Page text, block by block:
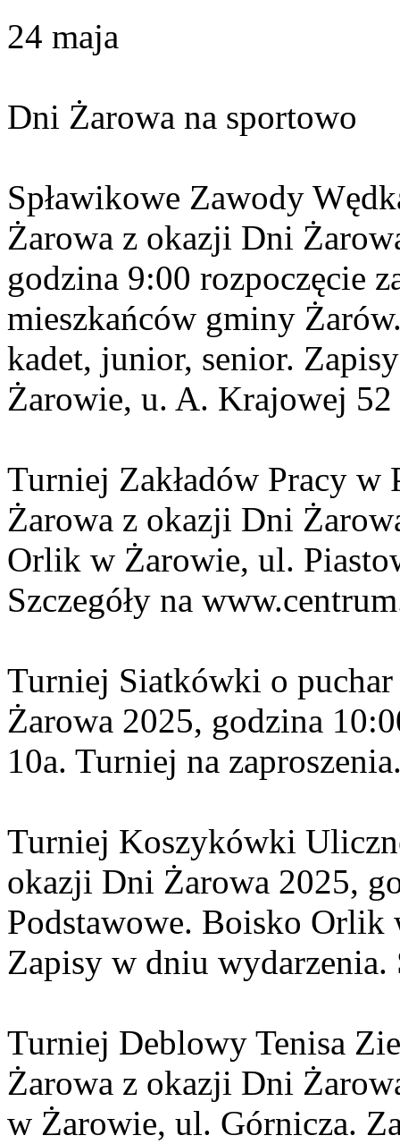
24 maja
Dni Żarowa na sportowo
Spławikowe Zawody
Żarowa z okazji Dni
godzina 9:00 rozpoczęcie
mieszkańców gminy
kadet, junior, senior.
Żarowie, u. A. Krajowej 52
Turniej Zakładów Pracy w
Żarowa z okazji Dni
Orlik w Żarowie, ul.
Szczegóły na
Turniej Siatkówki o
Żarowa 2025, godzina
10a. Turniej na
Turniej Koszykówki
okazji Dni Żarowa 2025,
Podstawowe. Boisko Orlik
Zapisy w dniu wydarzenia.
Turniej Deblowy Tenisa
Żarowa z okazji Dni
w Żarowie, ul. Górnicza.